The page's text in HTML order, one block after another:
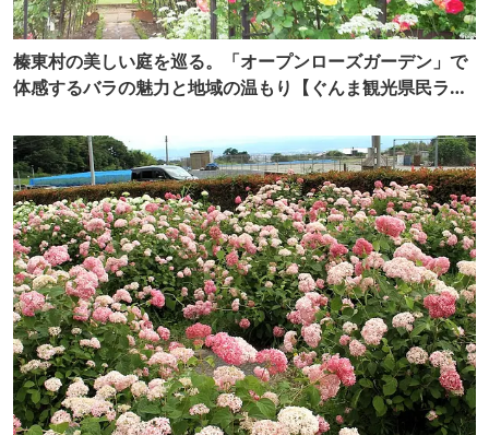
榛東村の美しい庭を巡る。「オープンローズガーデン」で
体感するバラの魅力と地域の温もり【ぐんま観光県民ライ